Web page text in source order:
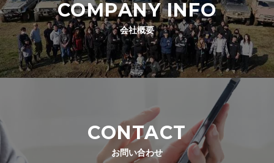
COMPANY INFO
会社概要
CONTACT
お問い合わせ